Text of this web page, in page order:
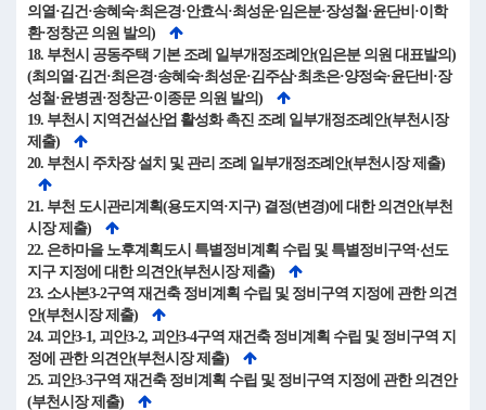
의열·김건·송혜숙·최은경·안효식·최성운·임은분·장성철·윤단비·이학
환·정창곤 의원 발의)
18. 부천시 공동주택 기본 조례 일부개정조례안(임은분 의원 대표발의)
(최의열·김건·최은경·송혜숙·최성운·김주삼·최초은·양정숙·윤단비·장
성철·윤병권·정창곤·이종문 의원 발의)
19. 부천시 지역건설산업 활성화 촉진 조례 일부개정조례안(부천시장
제출)
20. 부천시 주차장 설치 및 관리 조례 일부개정조례안(부천시장 제출)
21. 부천 도시관리계획(용도지역·지구) 결정(변경)에 대한 의견안(부천
시장 제출)
22. 은하마을 노후계획도시 특별정비계획 수립 및 특별정비구역·선도
지구 지정에 대한 의견안(부천시장 제출)
23. 소사본3-2구역 재건축 정비계획 수립 및 정비구역 지정에 관한 의견
안(부천시장 제출)
24. 괴안3-1, 괴안3-2, 괴안3-4구역 재건축 정비계획 수립 및 정비구역 지
정에 관한 의견안(부천시장 제출)
25. 괴안3-3구역 재건축 정비계획 수립 및 정비구역 지정에 관한 의견안
(부천시장 제출)